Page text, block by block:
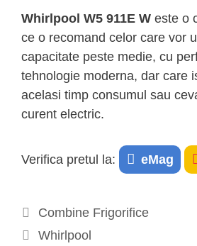
Whirlpool W5 911E W este o
ce o recomand celor care vor
capacitate peste medie, cu
tehnologie moderna, dar care
acelasi timp consumul sau
curent electric.
Verifica pretul la: eMag
Categories
Combine Frigorifice
Tags
Whirlpool